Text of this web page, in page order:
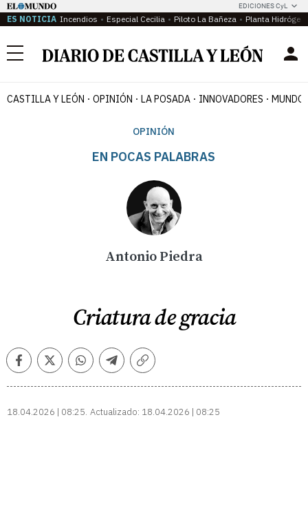
EDICIONES CyL
ES NOTICIA Incendios Especial Cecilia Piloto La Bañeza Planta
Menú
CASTILLA Y LEÓN OPINIÓN LA POSADA INNOVADORES MUNDO
OPINIÓN
EN POCAS PALABRAS
Antonio Piedra
Criatura de gracia
FacebookTwitterWhatsappTelegramCopiar
18.04.2026 | 08:25 Actualizado: 18.04.2026 | 08:25